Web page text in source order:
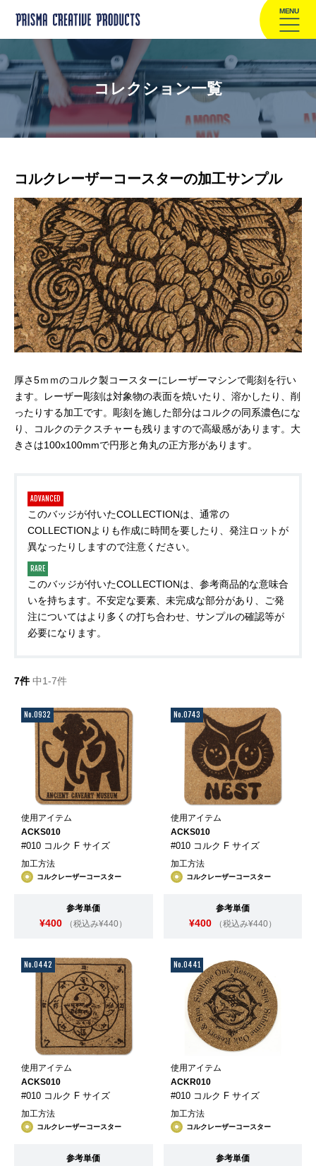
MENU
コレクション一覧
コルクレーザーコースターの加工サンプル
厚さ5ｍｍのコルク製コースターにレーザーマシンで彫刻を行い
ます。レーザー彫刻は対象物の表面を焼いたり、溶かしたり、削
ったりする加工です。彫刻を施した部分はコルクの同系濃色にな
り、コルクのテクスチャーも残りますので高級感があります。大
きさは100x100mmで円形と角丸の正方形があります。
ADVANCED
このバッジが付いたCOLLECTIONは、通常の
COLLECTIONよりも作成に時間を要したり、発注ロットが
異なったりしますので注意ください。
RARE
このバッジが付いたCOLLECTIONは、参考商品的な意味合
いを持ちます。不安定な要素、未完成な部分があり、ご発
注についてはより多くの打ち合わせ、サンプルの確認等が
必要になります。
7件 中1-7件
No.0932
使用アイテム
ACKS010
#010 コルク F サイズ
加工方法
コルクレーザーコースター
参考単価
¥400 （税込み¥440）
No.0743
使用アイテム
ACKS010
#010 コルク F サイズ
加工方法
コルクレーザーコースター
参考単価
¥400 （税込み¥440）
No.0442
使用アイテム
ACKS010
#010 コルク F サイズ
加工方法
コルクレーザーコースター
参考単価
No.0441
使用アイテム
ACKR010
#010 コルク F サイズ
加工方法
コルクレーザーコースター
参考単価